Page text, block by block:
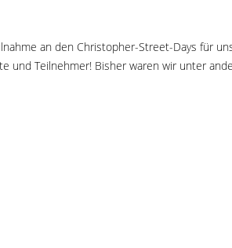
an den Christopher-Street-Days für
Teilnehmer! Bisher waren wir unter